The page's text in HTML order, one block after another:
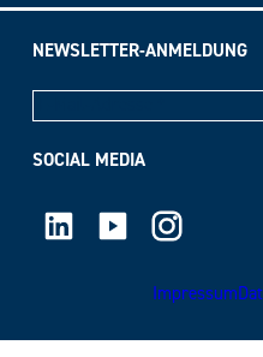
NEWSLETTER-ANMELDUNG
SOCIAL MEDIA
LinkedIn Youtube Instagram
Impressum